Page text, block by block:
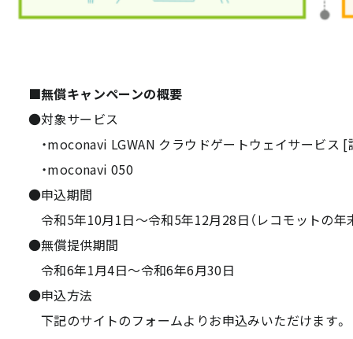
■無償キャンペーンの概要
●対象サービス
・moconavi LGWAN クラウドゲートウェイサービス [
・moconavi 050
●申込期間
令和5年10月1日～令和5年12月28日（レコモットの年
●無償提供期間
令和6年1月4日～令和6年6月30日
●申込方法
下記のサイトのフォームよりお申込みいただけます。